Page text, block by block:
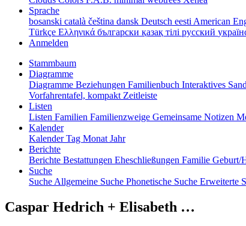
Sprache
bosanski català čeština dansk Deutsch eesti American
Türkçe Ελληνικά български қазақ тілі русский
Anmelden
Stammbaum
Diagramme
Diagramme Beziehungen Familienbuch Interaktives
Vorfahrentafel, kompakt Zeitleiste
Listen
Listen Familien Familienzweige Gemeinsame Notizen
Kalender
KalenderTag Monat Jahr
Berichte
Berichte Bestattungen Eheschließungen Familie Geburt/
Suche
Suche Allgemeine Suche Phonetische Suche Erweiterte
Caspar Hedrich + Elisabeth …